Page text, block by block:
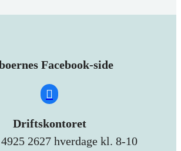
Facebook-side
Driftskontoret
2627 hverdage kl. 8-10